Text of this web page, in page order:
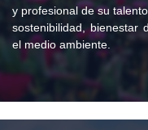
y profesional de su
sostenibilidad, bienestar
el medio ambiente.